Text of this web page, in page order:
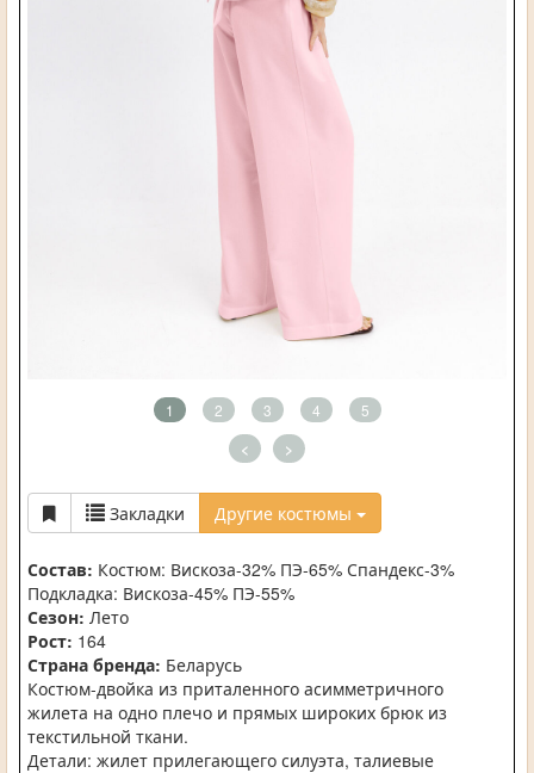
1 2 3 4 5
< >
Закладки Другие костюмы
Состав: Костюм: Вискоза-32% ПЭ-65% Спандекс-3%
Подкладка: Вискоза-45% ПЭ-55%
Сезон: Лето
Рост: 164
Страна бренда: Беларусь
Костюм-двойка из приталенного асимметричного
жилета на одно плечо и прямых широких брюк из
текстильной ткани.
Детали: жилет прилегающего силуэта, талиевые